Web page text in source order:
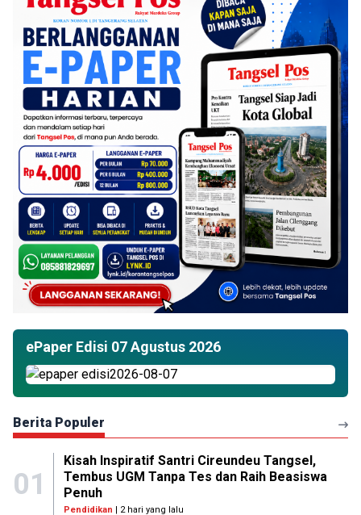
ePaper Edisi 07 Agustus 2026
Berita Populer
01
Kisah Inspiratif Santri Cireundeu Tangsel,
Tembus UGM Tanpa Tes dan Raih Beasiswa
Penuh
Pendidikan | 2 hari yang lalu